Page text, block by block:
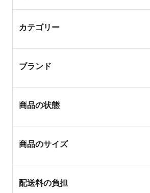
カテゴリー
ブランド
商品の状態
商品のサイズ
配送料の負担